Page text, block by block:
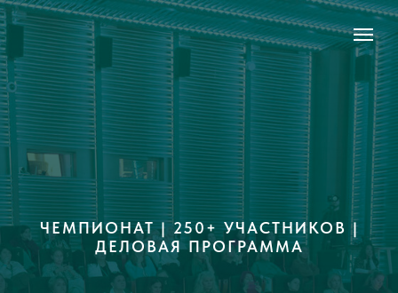
ЧЕМПИОНАТ | 250+ УЧАСТНИКОВ |
ДЕЛОВАЯ ПРОГРАММА